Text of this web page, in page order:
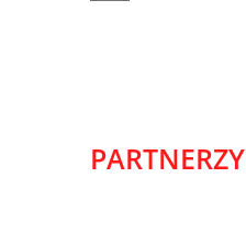
PARTNERZY